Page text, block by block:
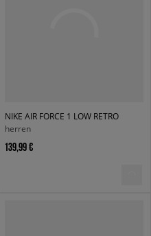
NIKE AIR FORCE 1 LOW RETRO
herren
139,99 €